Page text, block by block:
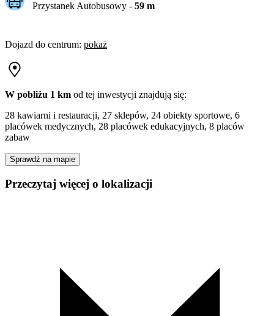
Przystanek Autobusowy - 59m
Dojazd do centrum: pokaż
W pobliżu 1 km od tej inwestycji znajdują się:
28 kawiarni i restauracji, 27 sklepów, 24 obiekty sportowe, 6
placówek medycznych, 28 placówek edukacyjnych, 8 placów
zabaw
Sprawdź na mapie
Przeczytaj więcej o lokalizacji